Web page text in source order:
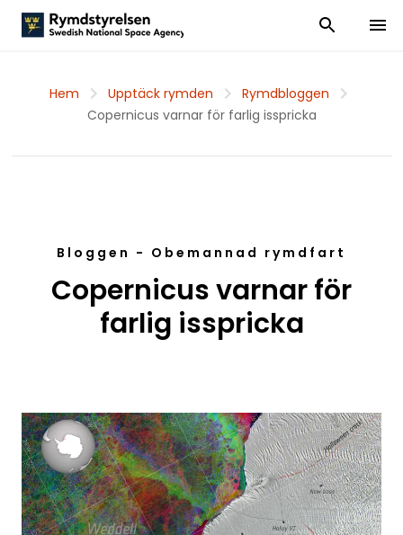
Visa och dölj
Visa
Hem Upptäck rymden
Rymdbloggen
Copernicus varnar för farlig isspricka
Bloggen - Obemannad rymdfart
Copernicus varnar för
farlig isspricka